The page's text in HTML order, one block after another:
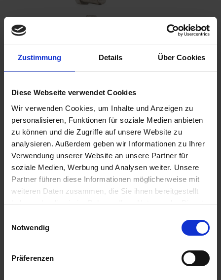
Zustimmung Details Über Cookies
Diese Webseite verwendet Cookies
Wir verwenden Cookies, um Inhalte und Anzeigen zu
personalisieren, Funktionen für soziale Medien anbieten
zu können und die Zugriffe auf unsere Website zu
analysieren. Außerdem geben wir Informationen zu Ihrer
Verwendung unserer Website an unsere Partner für
soziale Medien, Werbung und Analysen weiter. Unsere
Partner führen diese Informationen möglicherweise mit
weiteren Daten zusammen, die Sie ihnen bereitgestellt
haben oder die sie im Rahmen Ihrer Nutzung der Dienste
Cookies, wenn Sie unsere Webseite weiterhin nutzen.
Notwendig
Präferenzen
1,90 €
inkl. ges. USt.,zzgl. Versandkosten
Sofort versandfertig, Lieferzeit ca. 2-4 Werktage innerhalb
Deutschlands
Warenkorb
Merken Bewerten
Artikel Nr.: 1311311
Original Bing Ersatzteil. Sie benötigen pro Vergaser ein